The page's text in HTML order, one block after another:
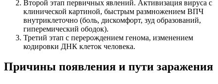
Второй этап первичных явлений. Активизация вируса с
клинической картиной, быстрым размножением ВПЧ
внутриклеточно (боль, дискомфорт, зуд образований,
гиперемический ободок).
Третий этап с перерождением генома, изменением
кодировки ДНК клеток человека.
Причины появления и пути заражения